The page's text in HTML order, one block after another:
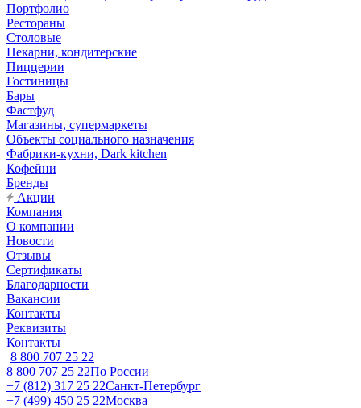
Портфолио
Рестораны
Столовые
Пекарни, кондитерские
Пиццерии
Гостиницы
Бары
Фастфуд
Магазины, супермаркеты
Объекты социального назначения
Фабрики-кухни, Dark kitchen
Кофейни
Бренды
Акции
Компания
О компании
Новости
Отзывы
Сертификаты
Благодарности
Вакансии
Контакты
Реквизиты
Контакты
8 800 707 25 22
8 800 707 25 22По России
+7 (812) 317 25 22Санкт-Петербург
+7 (499) 450 25 22Москва